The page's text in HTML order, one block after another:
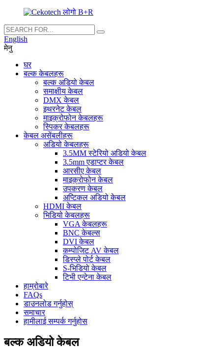
English
मेनु
घर
बल्क केबलहरू
बल्क अडियो केबल
समाक्षीय केबल
DMX केबल
इथरनेट केबल
माइक्रोफोन केबलहरू
स्पिकर केबलहरू
केबल असेंबलीहरू
अडियो केबलहरू
3.5MM स्टेरियो अडियो केबल
3.5mm एडाप्टर केबल
आरसीए केबल
माइक्रोफोन केबल
उपकरण केबल
अप्टिकल अडियो केबल
HDMI केबल
भिडियो केबलहरू
VGA केबलहरू
BNC केबल्स
DVI केबल
कम्पोजिट AV केबल
डिस्प्ले पोर्ट केबल
S-भिडियो केबल
टिभी एन्टेना केबल
हाम्रोबारे
FAQs
डाउनलोड गर्नुहोस्
समाचार
हामीलाई सम्पर्क गर्नुहोस
बल्क अडियो केबल